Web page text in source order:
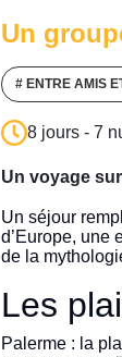
Un
# ENTRE AMIS
8 jours - 7
Un voyage
Un séjour
d’Europe, une
de la
Les
Palerme : la